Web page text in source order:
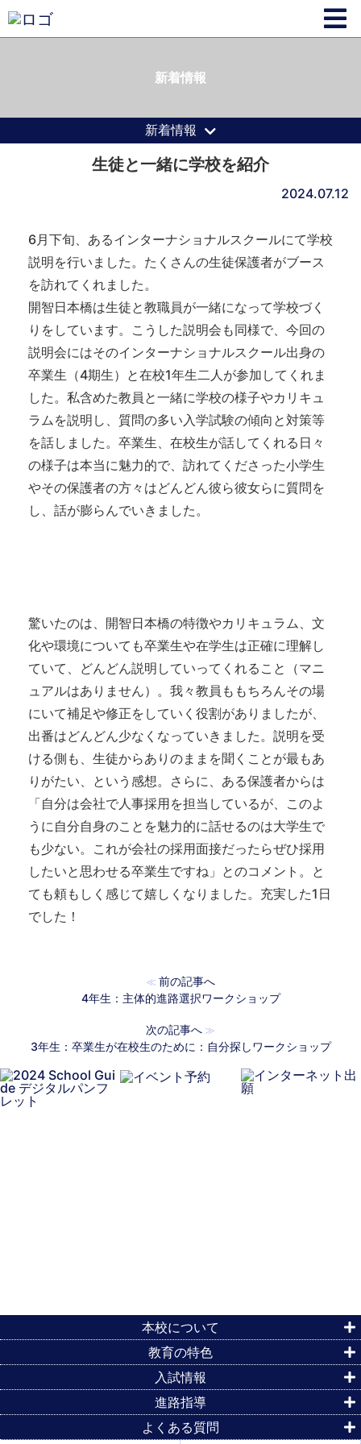
新着情報
新着情報
生徒と一緒に学校を紹介
2024.07.12
6月下旬、あるインターナショナルスクールにて学校
説明を行いました。たくさんの生徒保護者がブース
を訪れてくれました。
開智日本橋は生徒と教職員が一緒になって学校づく
りをしています。こうした説明会も同様で、今回の
説明会にはそのインターナショナルスクール出身の
卒業生（4期生）と在校1年生二人が参加してくれま
した。私含めた教員と一緒に学校の様子やカリキュ
ラムを説明し、質問の多い入学試験の傾向と対策等
を話しました。卒業生、在校生が話してくれる日々
の様子は本当に魅力的で、訪れてくださった小学生
やその保護者の方々はどんどん彼ら彼女らに質問を
し、話が膨らんでいきました。
驚いたのは、開智日本橋の特徴やカリキュラム、文
化や環境についても卒業生や在学生は正確に理解し
ていて、どんどん説明していってくれること（マニ
ュアルはありません）。我々教員ももちろんその場
にいて補足や修正をしていく役割がありましたが、
出番はどんどん少なくなっていきました。説明を受
ける側も、生徒からありのままを聞くことが最もあ
りがたい、という感想。さらに、ある保護者からは
「自分は会社で人事採用を担当しているが、このよ
うに自分自身のことを魅力的に話せるのは大学生で
も少ない。これが会社の採用面接だったらぜひ採用
したいと思わせる卒業生ですね」とのコメント。と
ても頼もしく感じて嬉しくなりました。充実した1日
でした！
≪ 前の記事へ
4年生：主体的進路選択ワークショップ
次の記事へ ≫
3年生：卒業生が在校生のために：自分探しワークショップ
本校について
教育の特色
入試情報
進路指導
よくある質問